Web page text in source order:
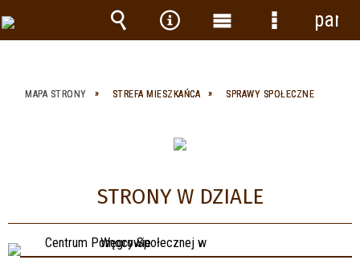
MAPA STRONY STREFA MIESZKAŃCA SPRAWY SPOŁECZNE
STRONY W DZIALE
Wyszukiwarka
Narzędzia
Menu Menu
panel